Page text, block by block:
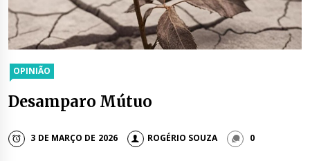
OPINIÃO
Desamparo Mútuo
3 DE MARÇO DE 2026 ROGÉRIO SOUZA 0